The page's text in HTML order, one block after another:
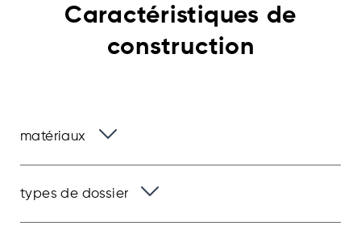
Caractéristiques de
construction
matériaux
types de dossier